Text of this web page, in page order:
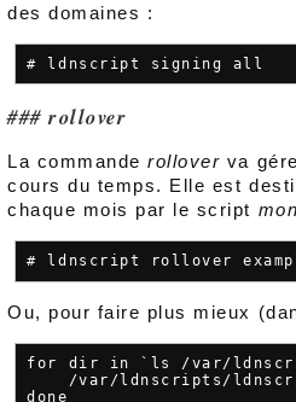
des domaines :
rollover
La commanderollover va
cours du temps. Elle est
chaque mois par le script
Ou, pour faire plus mieux
for dir in `ls /var/
/var/ldnscripts/